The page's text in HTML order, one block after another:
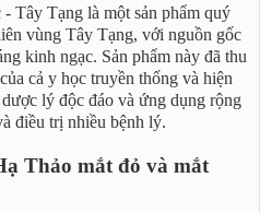
Tây Tạng là một sản phẩm quý
vùng Tây Tạng, với nguồn gốc
kinh ngạc. Sản phẩm này đã thu
cả y học truyền thống và hiện
lý độc đáo và ứng dụng rộng
điều trị nhiều bệnh lý.
Thảo mắt đỏ và mắt